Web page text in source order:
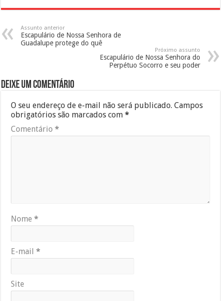
Assunto anterior
Escapulário de Nossa Senhora de
Guadalupe protege do quê
Próximo assunto
Escapulário de Nossa Senhora do
Perpétuo Socorro e seu poder
Deixe um comentário
O seu endereço de e-mail não será publicado. Campos
obrigatórios são marcados com*
Comentário*
Nome*
E-mail*
Site